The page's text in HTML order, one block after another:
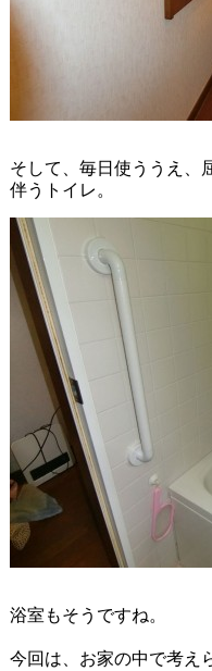
▲介護保険を使
そして、毎日使ううえ、
伴うトイレ。
▲介護保険を使
浴室もそうですね。
今回は、お家の中で考え